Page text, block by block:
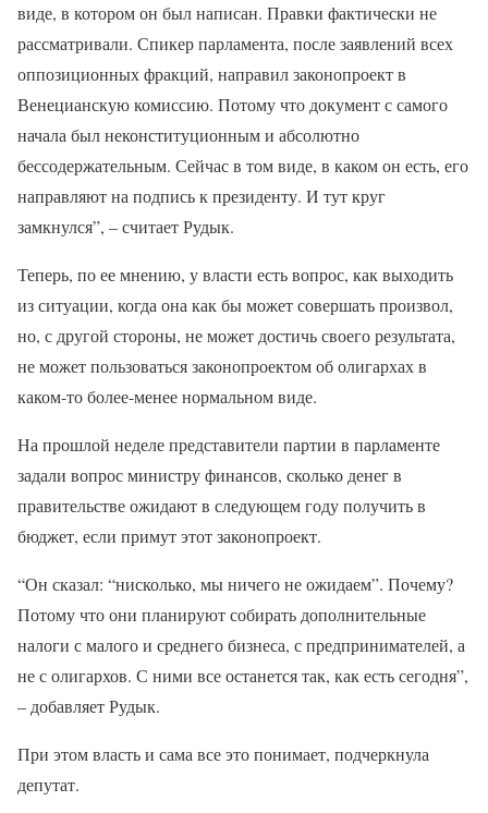
виде, в котором он был написан. Правки фактически не
рассматривали. Спикер парламента, после заявлений всех
оппозиционных фракций, направил законопроект в
Венецианскую комиссию. Потому что документ с самого
начала был неконституционным и абсолютно
бессодержательным. Сейчас в том виде, в каком он есть, его
направляют на подпись к президенту. И тут круг
замкнулся”, – считает Рудык.
Теперь, по ее мнению, у власти есть вопрос, как выходить
из ситуации, когда она как бы может совершать произвол,
но, с другой стороны, не может достичь своего результата,
не может пользоваться законопроектом об олигархах в
каком-то более-менее нормальном виде.
На прошлой неделе представители партии в парламенте
задали вопрос министру финансов, сколько денег в
правительстве ожидают в следующем году получить в
бюджет, если примут этот законопроект.
“Он сказал: “нисколько, мы ничего не ожидаем”. Почему?
Потому что они планируют собирать дополнительные
налоги с малого и среднего бизнеса, с предпринимателей, а
не с олигархов. С ними все останется так, как есть сегодня”,
– добавляет Рудык.
При этом власть и сама все это понимает, подчеркнула
депутат.